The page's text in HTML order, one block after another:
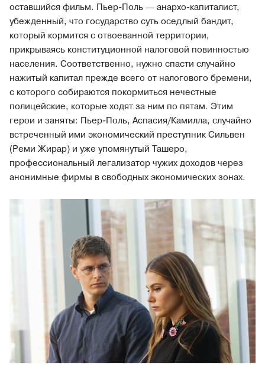
оставшийся фильм. Пьер-Поль — анархо-капиталист,
убежденный, что государство суть оседлый бандит,
который кормится с отвоеванной территории,
прикрываясь конституционной налоговой повинностью
населения. Соответственно, нужно спасти случайно
нажитый капитал прежде всего от налогового бремени,
с которого собираются покормиться нечестные
полицейские, которые ходят за ним по пятам. Этим
герои и заняты: Пьер-Поль, Аспасия/Камилла, случайно
встреченный ими экономический преступник Сильвен
(Реми Жирар) и уже упомянутый Ташеро,
профессиональный легализатор чужих доходов через
анонимные фирмы в свободных экономических зонах.